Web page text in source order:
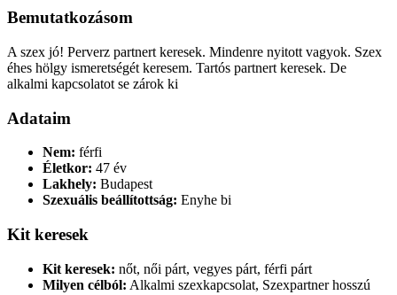
Bemutatkozásom
A szex jó! Perverz partnert keresek. Mindenre nyitott vagyok. Szex
éhes hölgy ismeretségét keresem. Tartós partnert keresek. De
alkalmi kapcsolatot se zárok ki
Adataim
Nem: férfi
Életkor: 47 év
Lakhely: Budapest
Szexuális beállítottság: Enyhe bi
Kit keresek
Kit keresek: nőt, női párt, vegyes párt, férfi párt
Milyen célból: Alkalmi szexkapcsolat, Szexpartner hosszú